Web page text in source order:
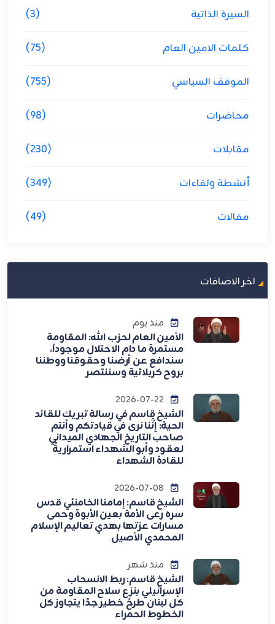
السيرة الذاتية (3)
كلمات الامين العام (75)
الموقف السياسي (755)
محاضرات (98)
مقابلات (230)
أنشطة ولقاءات (349)
مقالات (49)
اخر الاضافات
منذ يوم
الأمين العام لحزب الله: المقاومة
مستمرة ما دام الاحتلال موجوداً،
سندافع عن أرضنا وحقوقنا ووطننا
بروح كربلائية وسننتصر
الشيخ قاسم في رسالة تبريك للقائد
الحية: إنَّنا نرى في قيادتكم وأنتم
صاحب التاريخ الجهادي الميداني
لعقود وأبو الشهداء استمراريةً
للقادة الشهداء
الشيخ قاسم: إمامنا الخامنئي قدس
سره رعى الأمة بعين الأبوة وحمى
مسارات عزتها بهدي تعاليم الإسلام
المحمدي الأصيل
منذ شهر
الشيخ قاسم: ربط الانسحاب
الإسرائيلي بنزع سلاح المقاومة من
كل لبنان طرحٌ خطير جدًا يتجاوز كل
الخطوط الحمراء